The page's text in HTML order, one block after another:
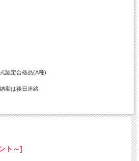
認定合格品(A種)
期は後日連絡
ト～]